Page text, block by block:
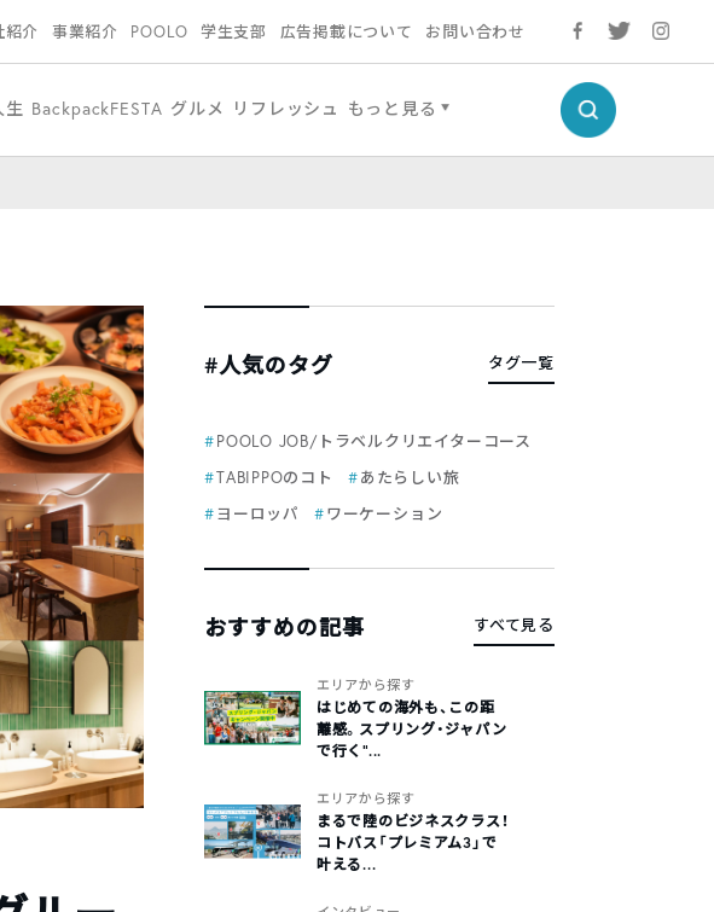
紹介 事業紹介 POOLO 学生支部 広告掲載について お問い合わせ
生 BackpackFESTA グルメ リフレッシュ もっと見る
#人気のタグ タグ一覧
POOLO JOB/トラベルクリエイターコース
TABIPPOのコト
あたらしい旅
ヨーロッパ
ワーケーション
おすすめの記事 すべて見る
エリアから探す
はじめての海外も、この距
離感。スプリング・ジャパン
で行く“...
エリアから探す
まるで陸のビジネスクラス！
コトバス「プレミアム3」で
叶える...